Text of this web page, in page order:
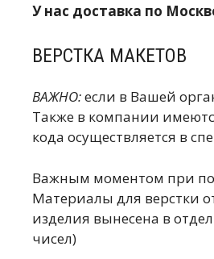
У нас доставка по
ВЕРСТКА МАКЕТОВ
ВАЖНО:если в Вашей
Также в компании
кода осуществляется в
Важным моментом при
Материалы для верстки
изделия вынесена в
чисел)